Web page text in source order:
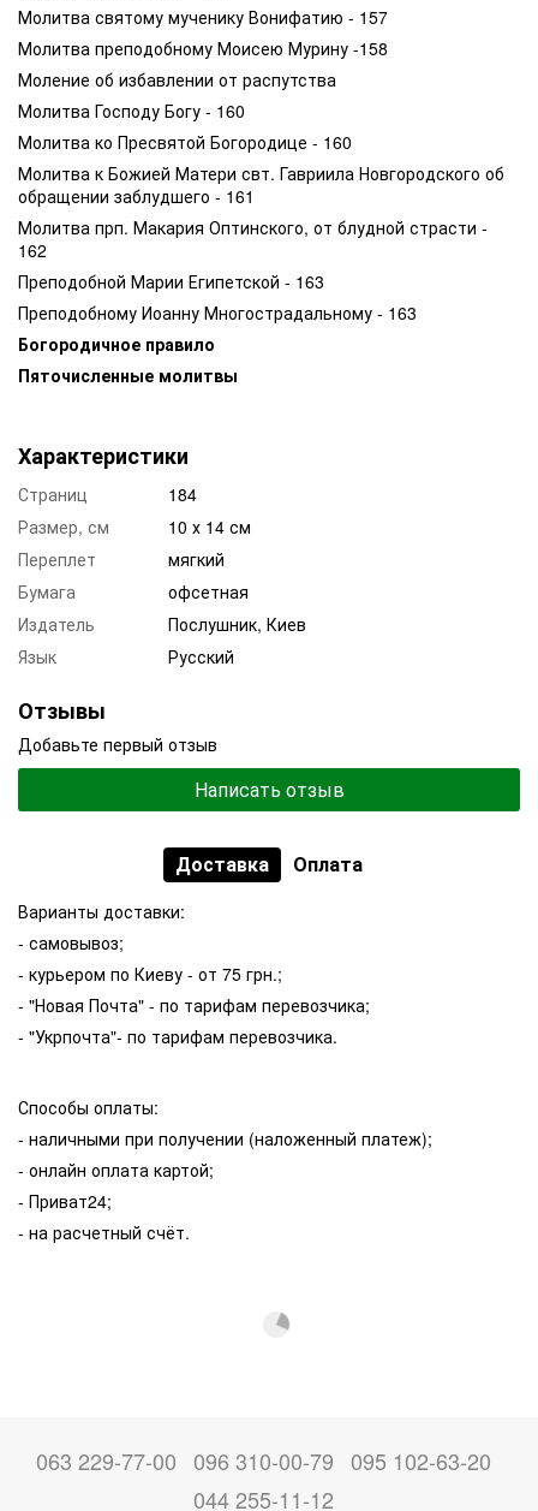
Молитва святому мученику Вонифатию - 157
Молитва преподобному Моисею Мурину -158
Моление об избавлении от распутства
Молитва Господу Богу - 160
Молитва ко Пресвятой Богородице - 160
Молитва к Божией Матери свт. Гавриила Новгородского об
обращении заблудшего - 161
Молитва прп. Макария Оптинского, от блудной страсти -
162
Преподобной Марии Египетской - 163
Преподобному Иоанну Многострадальному - 163
Богородичное правило
Пяточисленные молитвы
Характеристики
Страниц
184
Размер, см
10 х 14 см
Переплет
мягкий
Бумага
офсетная
Издатель
Послушник, Киев
Язык
Русский
Отзывы
Добавьте первый отзыв
Написать отзыв
Доставка Оплата
Варианты доставки:
- самовывоз;
- курьером по Киеву - от 75 грн.;
- "Новая Почта" - по тарифам перевозчика;
- "Укрпочта"- по тарифам перевозчика.
Способы оплаты:
- наличными при получении (наложенный платеж);
- онлайн оплата картой;
- Приват24;
- на расчетный счёт.
063 229-77-00 096 310-00-79 095 102-63-20
044 255-11-12